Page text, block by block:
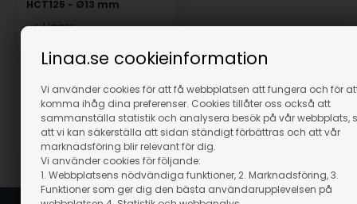
Linaa.se cookieinformation
Vi använder cookies för att få webbplatsen att fungera och för
komma ihåg dina preferenser. Cookies tillåter oss också att
sammanställa statistik och analysera besök på vår webbplats,
att vi kan säkerställa att sidan ständigt förbättras och att vår
marknadsföring blir relevant för dig.
Vi använder cookies för följande:
1. Webbplatsens nödvändiga funktioner, 2. Marknadsföring, 3.
Funktioner som ger dig den bästa användarupplevelsen på
HCT125 - Ø13 mm
I lager
747,00SEK
(inkl. moms)
Artikelnummer: 66360